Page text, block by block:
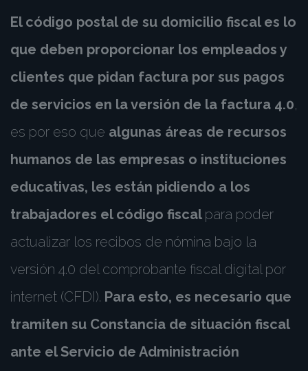
El código postal de su domicilio fiscales lo
que deben proporcionar los empleados y
clientes que pidan factura por sus pagos
de servicios en la versión de la factura 4.0,
es por eso que algunas áreas de recursos
humanos de las empresas o instituciones
educativas, les están pidiendo a los
trabajadores el código fiscal para poder
actualizar los recibos de nómina bajo la
versión 4.0 del comprobante fiscal digital por
internet (CFDI). Para esto, es necesario que
tramiten su Constancia de situación fiscal
ante el Servicio de Administración